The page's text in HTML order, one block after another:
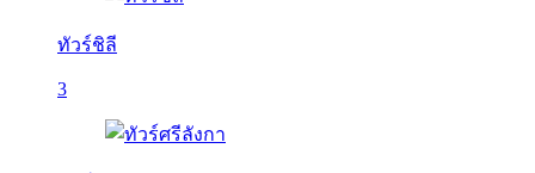
ทัวร์ชิลี
3